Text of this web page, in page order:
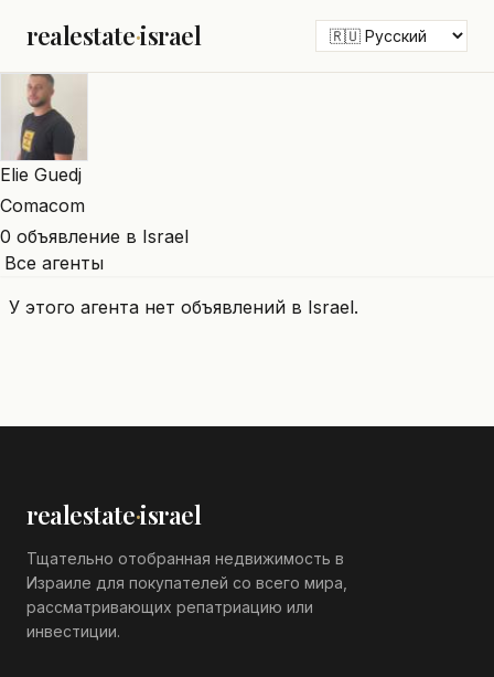
realestate·israel
Elie Guedj
Comacom
0 объявление в Israel
Все агенты
У этого агента нет объявлений в Israel.
realestate·israel
Тщательно отобранная недвижимость в
Израиле для покупателей со всего мира,
рассматривающих репатриацию или
инвестиции.